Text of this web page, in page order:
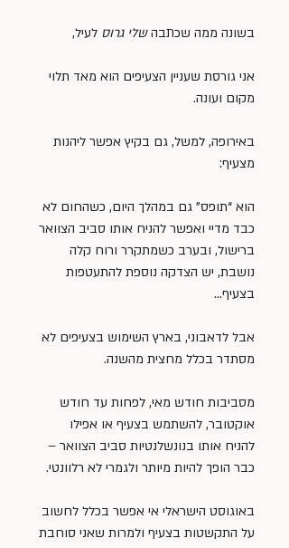
בשונה ממה שכתבה שלי גרוס לעיל,
אני גורסת שעניין הצעיפים הוא מאד תלוי
מקום ועונה.
באירופה, למשל, גם בקיץ אפשר ליהנות
מצעיף:
הוא “תופס” גם במהלך היום, כשהחום לא
כבד מדיי ואפשר להניח אותו סביב הצוואר
ברישול, ובערב כשמתקרר ורוח קלה
נושבת, יש הצדקה נוספת להתעטפות
בצעיף…
אבל לדאבוני, בארץ השימוש בצעיפים לא
מסתדר בכלל מחצית מהשנה.
מסביבות חודש מאי, לפחות עד חודש
אוקטובר, להשתמש בצעיף או אפילו
להניח אותו בנונשלנטיות סביב הצוואר –
כבר הופך להיות מיותר ולגמרי לא רלוונטי.
באוגוסט הישראלי אי אפשר בכלל לחשוב
על התקשטות בצעיף ולמרות שאני סוחבת